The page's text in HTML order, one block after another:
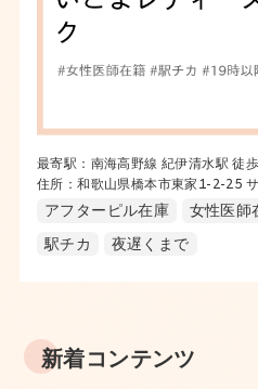
最寄駅：南海高野線 紀伊清水駅 徒
住所：和歌山県橋本市東家1-2-25
アフターピル在庫 女性医師
駅チカ
夜遅くまで
新着コンテンツ